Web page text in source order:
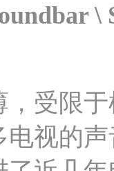
\
受限
视的